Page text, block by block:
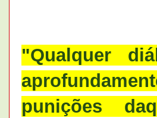
"Qualquer
punições